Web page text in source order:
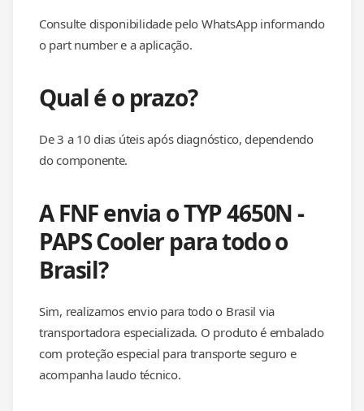
Consulte disponibilidade pelo WhatsApp informando
o part number e a aplicação.
Qual é o prazo?
De 3 a 10 dias úteis após diagnóstico, dependendo
do componente.
A FNF envia o TYP 4650N -
PAPS Cooler para todo o
Brasil?
Sim, realizamos envio para todo o Brasil via
transportadora especializada. O produto é embalado
com proteção especial para transporte seguro e
acompanha laudo técnico.